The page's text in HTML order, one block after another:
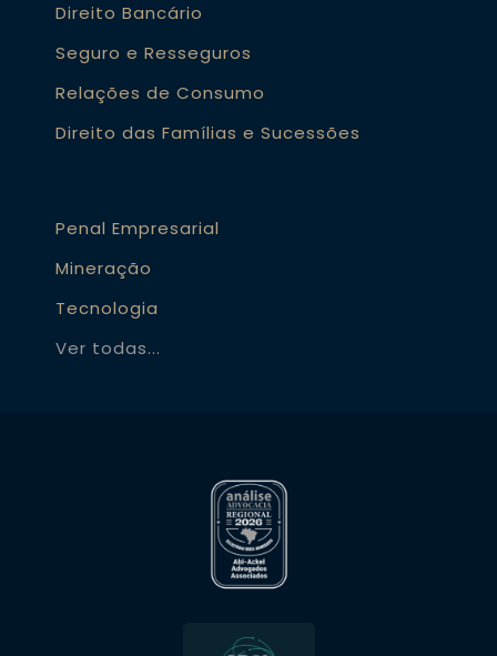
Direito Bancário
Seguro e Resseguros
Relações de Consumo
Direito das Famílias e Sucessões
Penal Empresarial
Mineração
Tecnologia
Ver todas...